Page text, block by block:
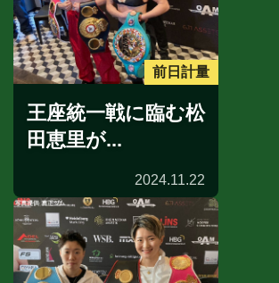
前日計量
王座統一戦に臨む松
田恵里が...
2024.11.22